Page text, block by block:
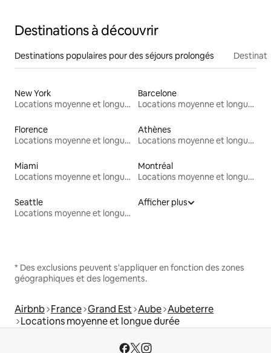
Destinations à découvrir
Destinations populaires pour des séjours prolongés
New York
Locations moyenne et longue durée
Barcelone
Locations moyenne et longue durée
Florence
Locations moyenne et longue durée
Athènes
Locations moyenne et longue durée
Miami
Locations moyenne et longue durée
Montréal
Locations moyenne et longue durée
Seattle
Locations moyenne et longue durée
Afficher plus
* Des exclusions peuvent s'appliquer en fonction des zones
géographiques et des logements.
Airbnb France Grand Est Aube Aubeterre
Locations moyenne et longue durée